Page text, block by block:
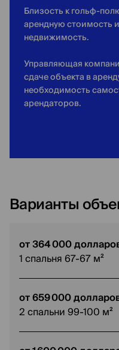
Близость к гольф-
арендную стоимость
недвижимость.
Управляющая
сдаче объекта в
необходимость
арендаторов.
Варианты
от 364 000
1 спальня 67-67 м²
от 659 000
2 спальни 99-100 м²